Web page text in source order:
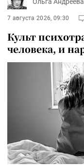
Ольга Андреева
7 августа 2026, 09:30
Культ
человека, и